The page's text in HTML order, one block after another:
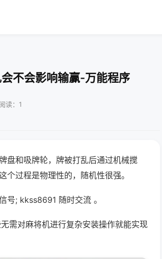
不会影响输赢-万能程序
读：1
盘和吸牌轮，牌被打乱后通过机械搅
过程是物理性的，随机性很强。
号; kkss8691 随时交流 。
需对麻将机进行复杂安装操作就能实现